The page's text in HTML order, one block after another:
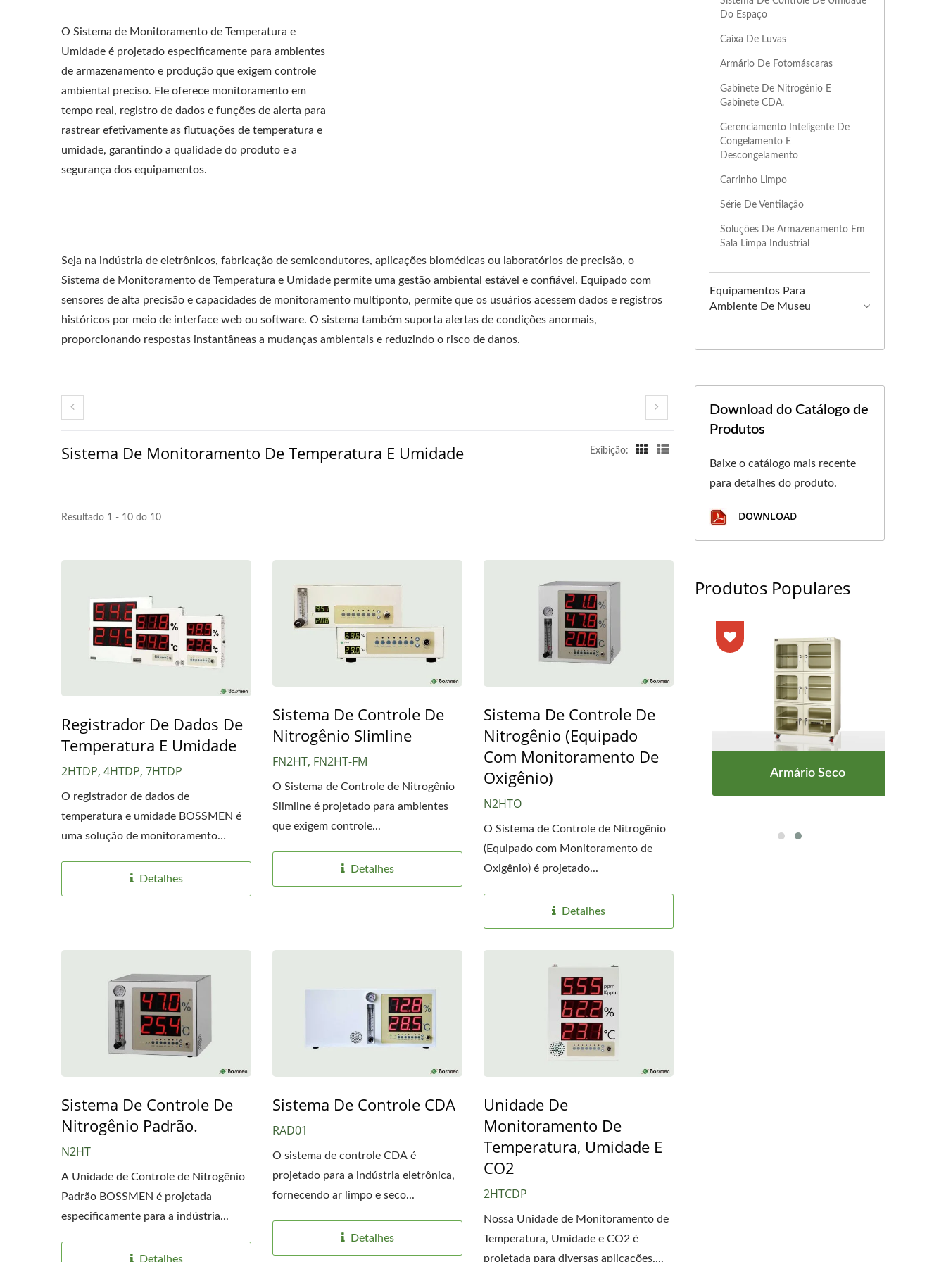
O Sistema de Monitoramento de Temperatura e
Umidade é projetado especificamente para ambientes
de armazenamento e produção que exigem controle
ambiental preciso. Ele oferece monitoramento em
tempo real, registro de dados e funções de alerta para
rastrear efetivamente as flutuações de temperatura e
umidade, garantindo a qualidade do produto e a
segurança dos equipamentos.
Seja na indústria de eletrônicos, fabricação de semicondutores, aplicações biomédicas ou laboratórios de precisão, o
Sistema de Monitoramento de Temperatura e Umidade permite uma gestão ambiental estável e confiável. Equipado com
sensores de alta precisão e capacidades de monitoramento multiponto, permite que os usuários acessem dados e registros
históricos por meio de interface web ou software. O sistema também suporta alertas de condições anormais,
proporcionando respostas instantâneas a mudanças ambientais e reduzindo o risco de danos.
Sistema De Monitoramento De Temperatura E Umidade Exibição:
Resultado 1 - 10 do 10
Registrador De Dados De
Temperatura E Umidade
2HTDP, 4HTDP, 7HTDP
O registrador de dados de
temperatura e umidade BOSSMEN é
uma solução de monitoramento
Detalhes
Sistema De Controle De
Nitrogênio Slimline
FN2HT, FN2HT-FM
O Sistema de Controle de Nitrogênio
Slimline é projetado para ambientes
que exigem controle...
Detalhes
Sistema De Controle De
Nitrogênio (Equipado
Com Monitoramento De
Oxigênio)
N2HTO
O Sistema de Controle de Nitrogênio
(Equipado com Monitoramento de
Oxigênio) é projetado...
Detalhes
Sistema De Controle De
Nitrogênio Padrão.
N2HT
A Unidade de Controle de Nitrogênio
Padrão BOSSMEN é projetada
especificamente para a indústria...
Detalhes
Sistema De Controle CDA
RAD01
O sistema de controle CDA é
projetado para a indústria eletrônica,
fornecendo ar limpo e seco...
Detalhes
Unidade De
Monitoramento De
Temperatura, Umidade E
CO2
2HTCDP
Nossa Unidade de Monitoramento de
Temperatura, Umidade e CO2 é
projetada para diversas aplicações,...
Do Espaço
Caixa De Luvas
Armário De Fotomáscaras
Gabinete De Nitrogênio E
Gabinete CDA.
Gerenciamento Inteligente De
Congelamento E
Descongelamento
Carrinho Limpo
Série De Ventilação
Soluções De Armazenamento Em
Sala Limpa Industrial
Equipamentos Para
Ambiente De Museu
Download do Catálogo de
Produtos
Baixe o catálogo mais recente
para detalhes do produto.
DOWNLOAD
Produtos Populares
Unidade De Monitoramento
De Temperatura E Umidade
Unidade De Monitoramento
De Temperatura E Umidade
Armário Seco